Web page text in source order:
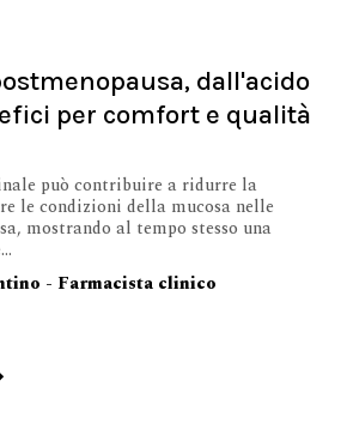
dall'acido
per comfort e qualità
può contribuire a ridurre la
le condizioni della mucosa nelle
mostrando al tempo stesso una
- Farmacista clinico